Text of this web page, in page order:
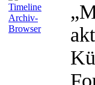
Timeline
Archiv-
Browser